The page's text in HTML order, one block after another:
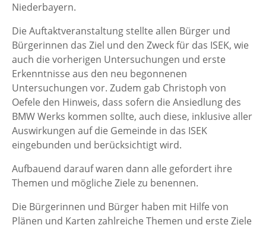
Niederbayern.
Die Auftaktveranstaltung stellte allen Bürger und
Bürgerinnen das Ziel und den Zweck für das ISEK, wie
auch die vorherigen Untersuchungen und erste
Erkenntnisse aus den neu begonnenen
Untersuchungen vor. Zudem gab Christoph von
Oefele den Hinweis, dass sofern die Ansiedlung des
BMW Werks kommen sollte, auch diese, inklusive aller
Auswirkungen auf die Gemeinde in das ISEK
eingebunden und berücksichtigt wird.
Aufbauend darauf waren dann alle gefordert ihre
Themen und mögliche Ziele zu benennen.
Die Bürgerinnen und Bürger haben mit Hilfe von
Plänen und Karten zahlreiche Themen und erste Ziele